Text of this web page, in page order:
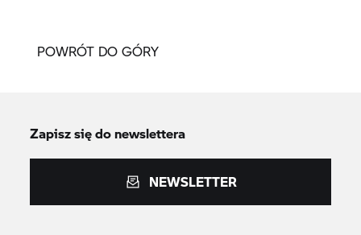
POWRÓT DO GÓRY
Zapisz się do newslettera
NEWSLETTER